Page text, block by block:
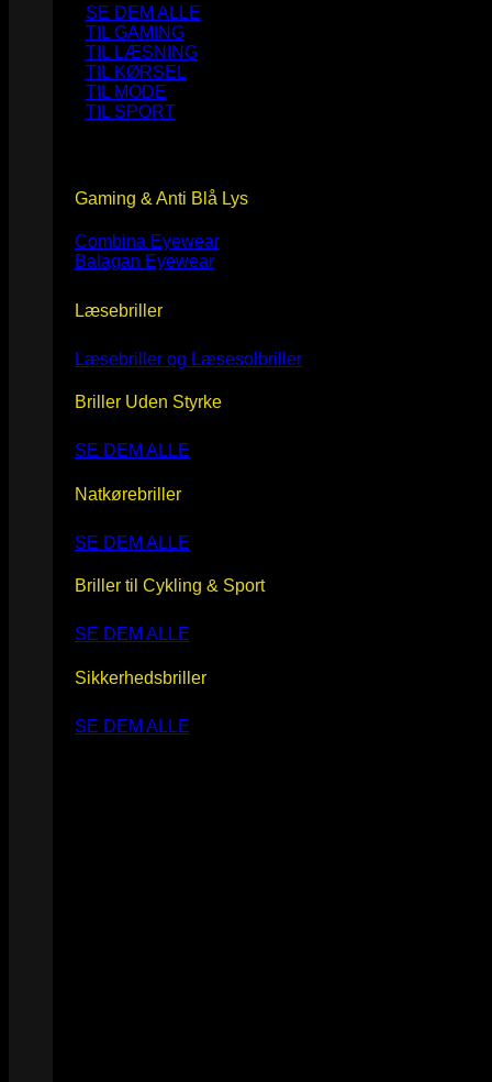
SE DEM ALLE
TIL GAMING
TIL LÆSNING
TIL KØRSEL
TIL MODE
TIL SPORT
Gaming & Anti Blå Lys
Combina Eyewear
Balagan Eyewear
Læsebriller
Læsebriller og Læsesolbriller
Briller Uden Styrke
SE DEM ALLE
Natkørebriller
SE DEM ALLE
Briller til Cykling & Sport
SE DEM ALLE
Sikkerhedsbriller
SE DEM ALLE